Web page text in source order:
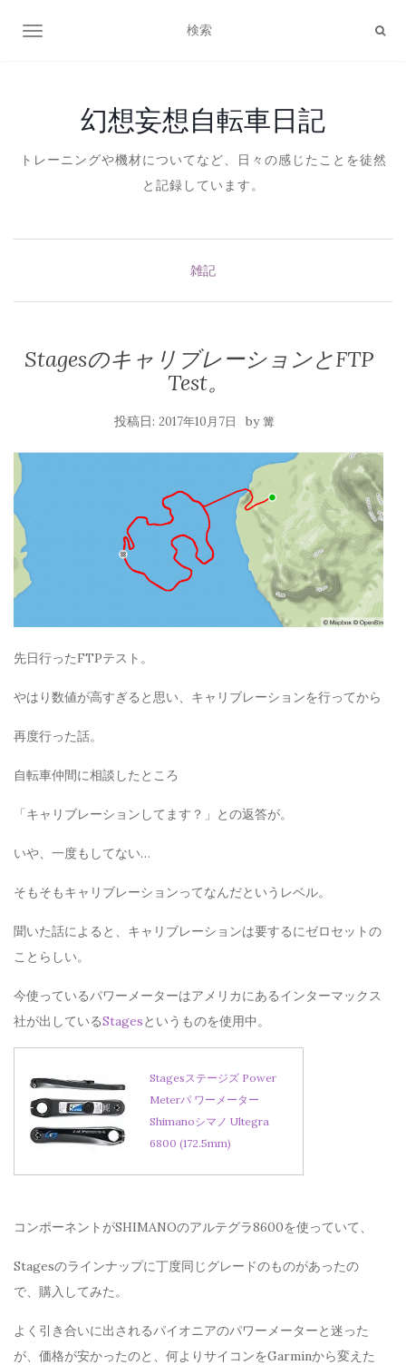
ナビゲーション切り替え
幻想妄想自転車日記
トレーニングや機材についてなど、日々の感じたことを徒然
と記録しています。
雑記
StagesのキャリブレーションとFTP
Test。
投稿日: 2017年10月7日 by篝
先日行ったFTPテスト。
やはり数値が高すぎると思い、キャリブレーションを行ってから
再度行った話。
自転車仲間に相談したところ
「キャリブレーションしてます？」との返答が。
いや、一度もしてない…
そもそもキャリブレーションってなんだというレベル。
聞いた話によると、キャリブレーションは要するにゼロセットの
ことらしい。
今使っているパワーメーターはアメリカにあるインターマックス
社が出しているStagesというものを使用中。
Stagesステージズ Power
Meterパ ワーメーター
Shimanoシマノ Ultegra
6800 (172.5mm)
コンポーネントがSHIMANOのアルテグラ8600を使っていて、
Stagesのラインナップに丁度同じグレードのものがあったの
で、購入してみた。
よく引き合いに出されるパイオニアのパワーメーターと迷った
が、価格が安かったのと、何よりサイコンをGarminから変えた